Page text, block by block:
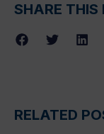
SHARE THIS
RELATED